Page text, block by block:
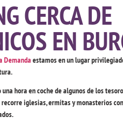
CERCA DE
EN
Demandaestamos en un lugar
hora en coche de algunos de los
iglesias, ermitas y monasterios